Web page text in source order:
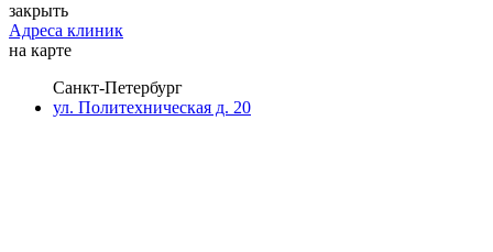
закрыть
Адреса клиник
на карте
Санкт-Петербург
ул. Политехническая д. 20